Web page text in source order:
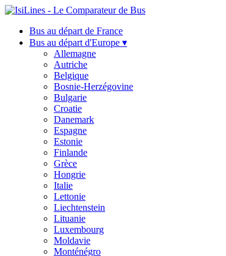
Bus au départ de France
Bus au départ d'Europe ▾
Allemagne
Autriche
Belgique
Bosnie-Herzégovine
Bulgarie
Croatie
Danemark
Espagne
Estonie
Finlande
Grèce
Hongrie
Italie
Lettonie
Liechtenstein
Lituanie
Luxembourg
Moldavie
Monténégro